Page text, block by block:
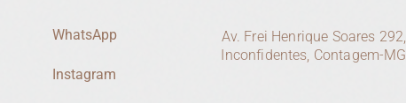
WhatsApp
Instagram
Av. Frei Henrique Soares 292,
Inconfidentes, Contagem-MG